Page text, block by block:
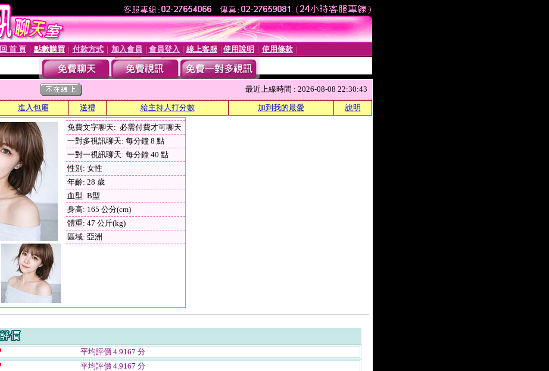
回 首 頁 點數購買│ 付款方式│ 加入會員 會員登入 線上客服 使用說明 使用條款│
最近上線時間 : 2026-08-08 22:30:43
進入包廂 送禮 給主持人打分數 加到我的最愛 說明
免費文字聊天: 必需付費才可聊天
一對多視訊聊天: 每分鐘 8 點
一對一視訊聊天: 每分鐘 40 點
性別: 女性
年齡: 28 歲
血型: B型
身高: 165 公分(cm)
體重: 47 公斤(kg)
區域: 亞洲
平均評價 4.9167 分
平均評價 4.9167 分